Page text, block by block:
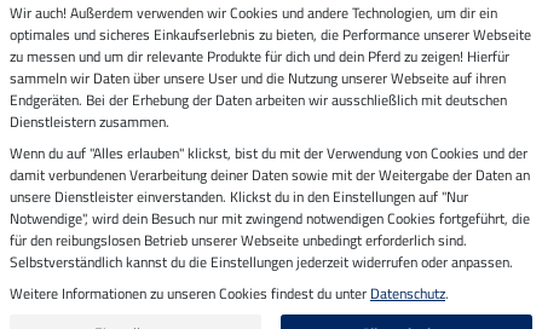
Zustellung durch
Sicher bezahlen mit
Rechnung Vorkasse
Impressum
Letzte Aktualisierung am 09.08.2026 um 14:26
Wir auch! Außerdem verwenden wir Cookies und andere Technologien, um dir ein
optimales und sicheres Einkaufserlebnis zu bieten, die Performance unserer Webseite
zu messen und um dir relevante Produkte für dich und dein Pferd zu zeigen! Hierfür
sammeln wir Daten über unsere User und die Nutzung unserer Webseite auf ihren
Endgeräten. Bei der Erhebung der Daten arbeiten wir ausschließlich mit deutschen
Dienstleistern zusammen.
Wenn du auf "Alles erlauben" klickst, bist du mit der Verwendung von Cookies und der
damit verbundenen Verarbeitung deiner Daten sowie mit der Weitergabe der Daten an
unsere Dienstleister einverstanden. Klickst du in den Einstellungen auf "Nur
Notwendige", wird dein Besuch nur mit zwingend notwendigen Cookies fortgeführt, die
für den reibungslosen Betrieb unserer Webseite unbedingt erforderlich sind.
Selbstverständlich kannst du die Einstellungen jederzeit widerrufen oder anpassen.
Weitere Informationen zu unseren Cookies findest du unter Datenschutz.